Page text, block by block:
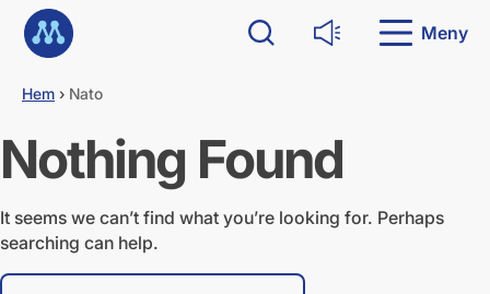
k
t
i
l
l
i
Sök
Läs upp Meny
Hem › Nato
Nothing Found
It seems we can’t find what you’re looking for. Perhaps
searching can help.
S